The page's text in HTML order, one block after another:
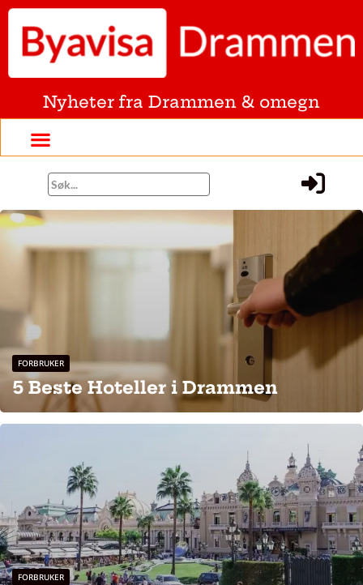
Nyheter fra Drammen & omegn
FORBRUKER
5 Beste Hoteller i Drammen
FORBRUKER